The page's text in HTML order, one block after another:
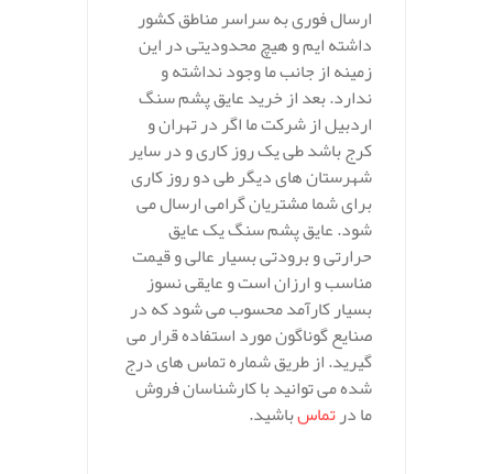
ارسال فوری به سراسر مناطق کشور
داشته ایم و هیچ محدودیتی در این
زمینه از جانب ما وجود نداشته و
ندارد. بعد از خرید عایق پشم سنگ
اردبیل از شرکت ما اگر در تهران و
کرج باشد طی یک روز کاری و در سایر
شهرستان های دیگر طی دو روز کاری
برای شما مشتریان گرامی ارسال می
شود. عایق پشم سنگ یک عایق
حرارتی و برودتی بسیار عالی و قیمت
مناسب و ارزان است و عایقی نسوز
بسیار کارآمد محسوب می شود که در
صنایع گوناگون مورد استفاده قرار می
گیرید. از طریق شماره تماس های درج
شده می توانید با کارشناسان فروش
ما درتماسباشید.